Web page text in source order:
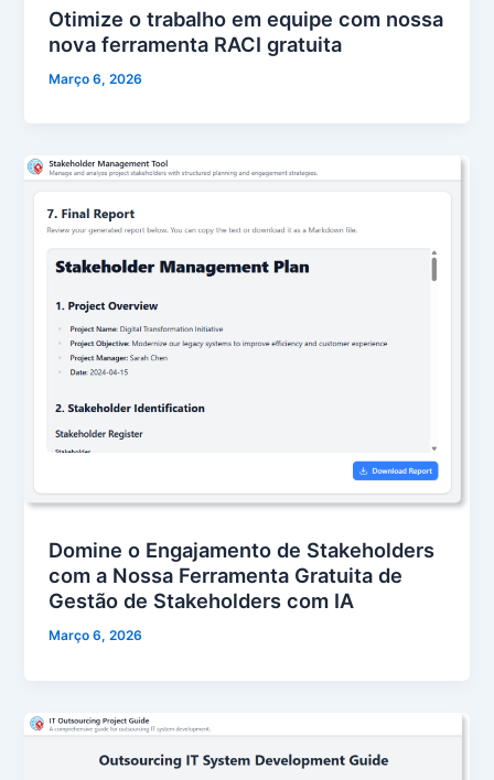
Otimize o trabalho em equipe com nossa
nova ferramenta RACI gratuita
Março 6, 2026
Domine o Engajamento de Stakeholders
com a Nossa Ferramenta Gratuita de
Gestão de Stakeholders com IA
Março 6, 2026